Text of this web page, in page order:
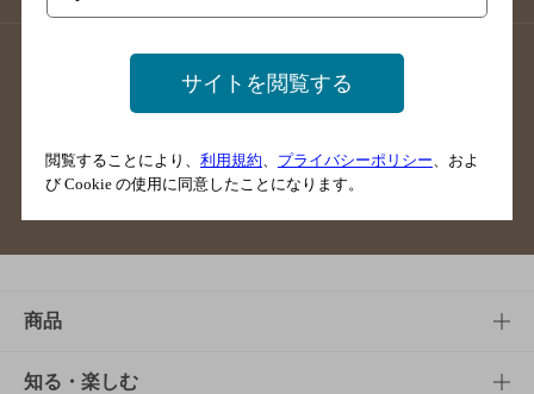
商品
商品TOP
知る・楽しむ
サイトを閲覧する
閲覧することにより、 利用規約、 プライバシーポリシー、およ
び Cookie の使用に同意したことになります。